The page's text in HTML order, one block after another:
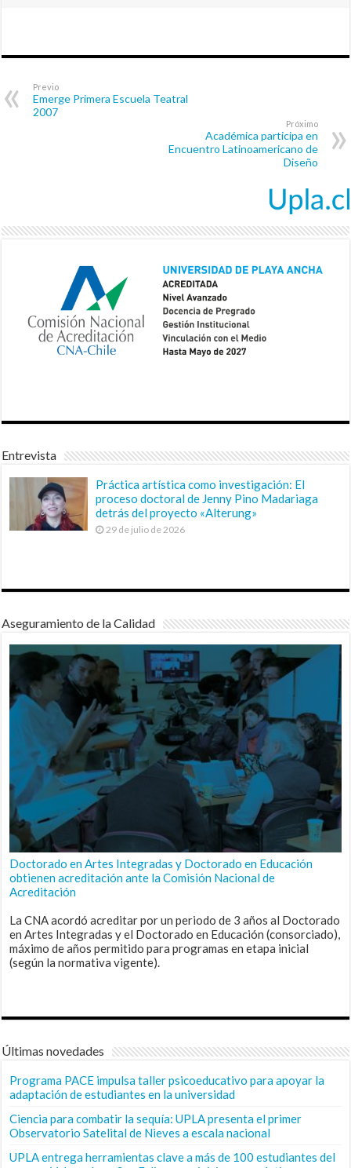
Previo
Emerge Primera Escuela Teatral
2007
Próximo
Académica participa en
Encuentro Latinoamericano de
Diseño
Entrevista
Práctica artística como investigación: El
proceso doctoral de Jenny Pino Madariaga
detrás del proyecto «Alterung»
29 de julio de 2026
Aseguramiento de la Calidad
Doctorado en Artes Integradas y Doctorado en Educación
obtienen acreditación ante la Comisión Nacional de
Acreditación
La CNA acordó acreditar por un periodo de 3 años al Doctorado
en Artes Integradas y el Doctorado en Educación (consorciado),
máximo de años permitido para programas en etapa inicial
(según la normativa vigente).
Últimas novedades
Programa PACE impulsa taller psicoeducativo para apoyar la
adaptación de estudiantes en la universidad
Ciencia para combatir la sequía: UPLA presenta el primer
Observatorio Satelital de Nieves a escala nacional
UPLA entrega herramientas clave a más de 100 estudiantes del